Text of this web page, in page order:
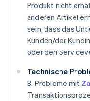
Produkt nicht
anderen Artikel
sein, dass das
Kunden/der
oder den
Technische
B. Probleme mit